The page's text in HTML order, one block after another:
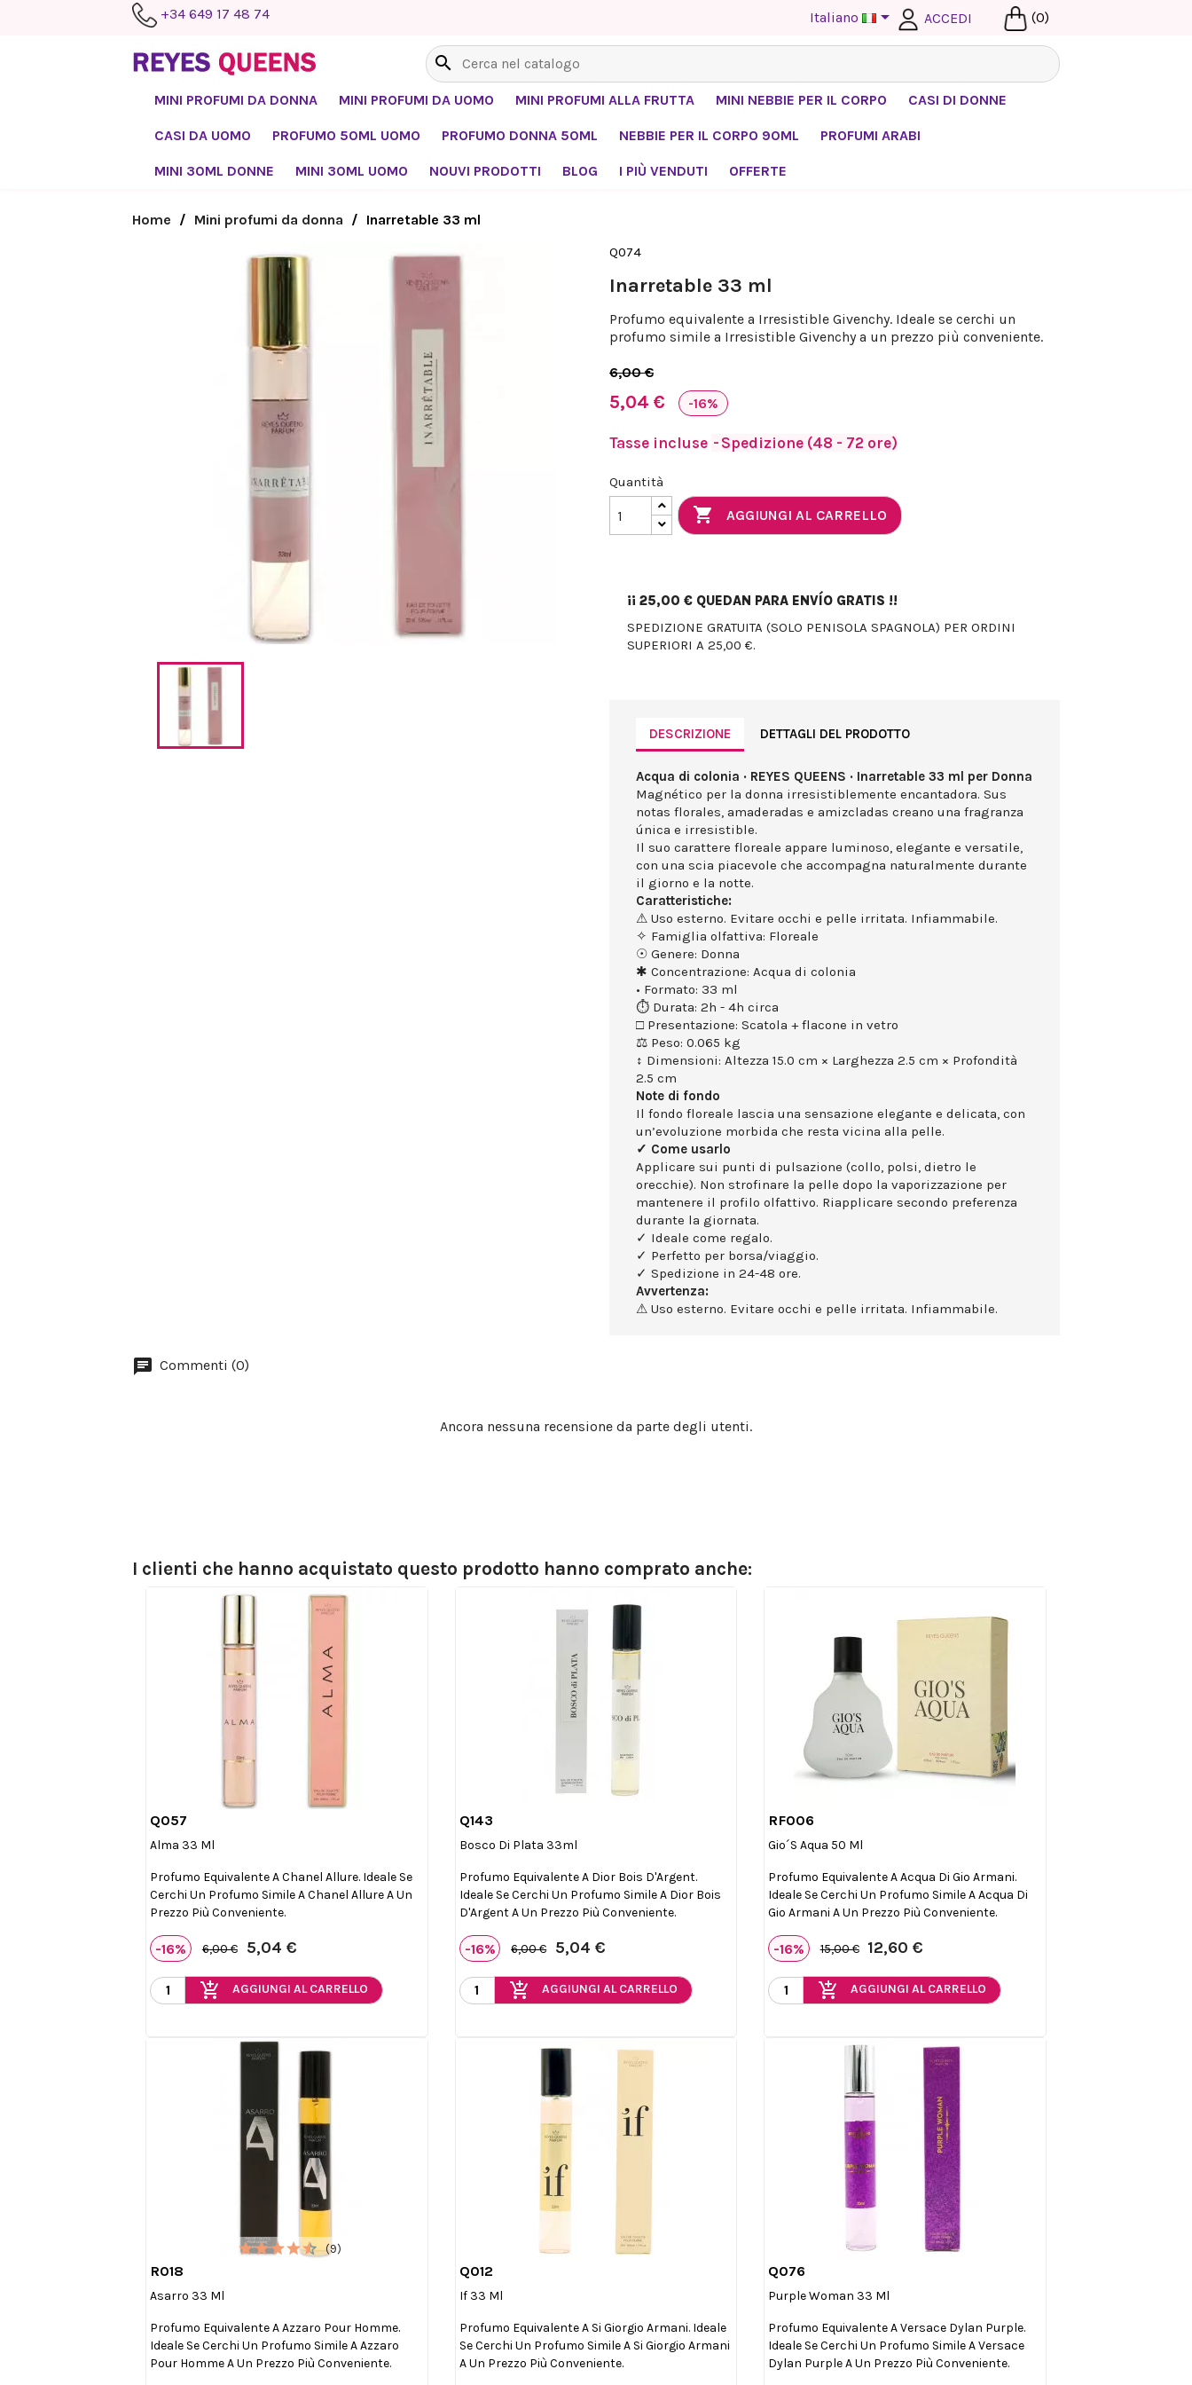
+34 649 17 48 74 Italiano  ACCEDI (0)
search
MINI PROFUMI DA DONNA MINI PROFUMI DA UOMO MINI PROFUMI ALLA FRUTTA MINI NEBBIE PER IL CORPO CASI DI DONNE
CASI DA UOMO PROFUMO 50ML UOMO PROFUMO DONNA 50ML NEBBIE PER IL CORPO 90ML PROFUMI ARABI
MINI 30ML DONNE MINI 30ML UOMO NOUVI PRODOTTI BLOG I PIÙ VENDUTI OFFERTE
Home Mini profumi da donna Inarretable 33 ml
Q074
Inarretable 33 ml
Profumo equivalente a Irresistible Givenchy. Ideale se cerchi un
profumo simile a Irresistible Givenchy a un prezzo più conveniente.
6,00 €
5,04 € -16%
Tasse incluse Spedizione (48 - 72 ore)
Quantità
 AGGIUNGI AL CARRELLO
¡¡ 25,00 € QUEDAN PARA ENVÍO GRATIS !!
SPEDIZIONE GRATUITA (SOLO PENISOLA SPAGNOLA) PER ORDINI
SUPERIORI A 25,00 €.
DESCRIZIONE DETTAGLI DEL PRODOTTO
Acqua di colonia · REYES QUEENS · Inarretable 33 ml per Donna
Magnético per la donna irresistiblemente encantadora. Sus
notas florales, amaderadas e amizcladas creano una fragranza
única e irresistible.
Il suo carattere floreale appare luminoso, elegante e versatile,
con una scia piacevole che accompagna naturalmente durante
il giorno e la notte.
Caratteristiche:
⚠ Uso esterno. Evitare occhi e pelle irritata. Infiammabile.
✧ Famiglia olfattiva: Floreale
☉ Genere: Donna
✱ Concentrazione: Acqua di colonia
• Formato: 33 ml
⏱ Durata: 2h - 4h circa
□ Presentazione: Scatola + flacone in vetro
⚖ Peso: 0.065 kg
↕ Dimensioni: Altezza 15.0 cm × Larghezza 2.5 cm × Profondità
2.5 cm
Note di fondo
Il fondo floreale lascia una sensazione elegante e delicata, con
un’evoluzione morbida che resta vicina alla pelle.
✓ Come usarlo
Applicare sui punti di pulsazione (collo, polsi, dietro le
orecchie). Non strofinare la pelle dopo la vaporizzazione per
mantenere il profilo olfattivo. Riapplicare secondo preferenza
durante la giornata.
✓ Ideale come regalo.
✓ Perfetto per borsa/viaggio.
✓ Spedizione in 24-48 ore.
Avvertenza:
⚠ Uso esterno. Evitare occhi e pelle irritata. Infiammabile.
Commenti (0)
Ancora nessuna recensione da parte degli utenti.
I clienti che hanno acquistato questo prodotto hanno comprato anche:
Q057
Alma 33 Ml
Profumo Equivalente A Chanel Allure. Ideale Se
Cerchi Un Profumo Simile A Chanel Allure A Un
Prezzo Più Conveniente.
-16% 6,00 € 5,04 €
add_shopping_cart AGGIUNGI AL CARRELLO
Q143
Bosco Di Plata 33ml
Profumo Equivalente A Dior Bois D'Argent.
Ideale Se Cerchi Un Profumo Simile A Dior Bois
D'Argent A Un Prezzo Più Conveniente.
-16% 6,00 € 5,04 €
add_shopping_cart AGGIUNGI AL CARRELLO
RF006
Gio´s Aqua 50 Ml
Profumo Equivalente A Acqua Di Gio Armani.
Ideale Se Cerchi Un Profumo Simile A Acqua Di
Gio Armani A Un Prezzo Più Conveniente.
-16% 15,00 € 12,60 €
add_shopping_cart AGGIUNGI AL CARRELLO
R018
Asarro 33 Ml
Profumo Equivalente A Azzaro Pour Homme.
Ideale Se Cerchi Un Profumo Simile A Azzaro
Pour Homme A Un Prezzo Più Conveniente.
(9)
Q012
If 33 Ml
Profumo Equivalente A Si Giorgio Armani. Ideale
Se Cerchi Un Profumo Simile A Si Giorgio Armani
A Un Prezzo Più Conveniente.
Q076
Purple Woman 33 Ml
Profumo Equivalente A Versace Dylan Purple.
Ideale Se Cerchi Un Profumo Simile A Versace
Dylan Purple A Un Prezzo Più Conveniente.